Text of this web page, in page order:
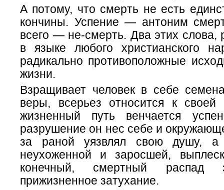
А потому, что смерть не есть
кончины. Успение — антоним
всего — не-смерть. Два этих слова,
в языке любого христианского
радикально противоположные
жизни.
Взращивает человек в себе
веры, всерьез относится к
жизненный путь венчается
разрушение он нес себе и
за раной уязвлял свою душу, а
неухоженной и заросшей,
конечный, смертный распад
прижизненное затухание.